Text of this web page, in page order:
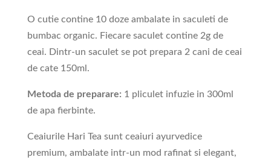
O cutie contine 10 doze ambalate in saculeti de
bumbac organic. Fiecare saculet contine 2g de
ceai. Dintr-un saculet se pot prepara 2 cani de ceai
de cate 150ml.
Metoda de preparare: 1 pliculet infuzie in 300ml
de apa fierbinte.
Ceaiurile Hari Tea sunt ceaiuri ayurvedice
premium, ambalate intr-un mod rafinat si elegant,